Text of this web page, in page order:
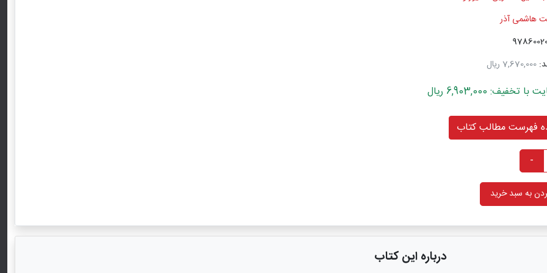
هاشمی آذر
7,670,000 ریال
6,903,000 ریال
فهرست مطالب کتاب
-
به سبد خرید
درباره این کتاب